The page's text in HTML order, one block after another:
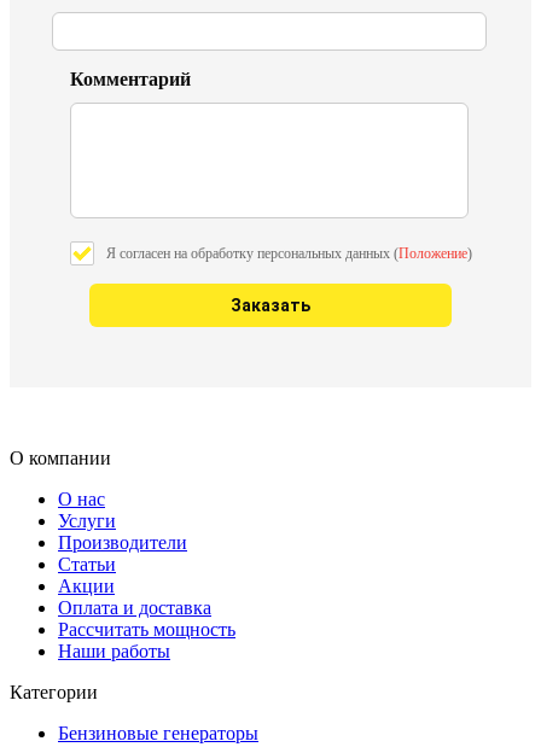
Комментарий
Я согласен на обработку персональных данных (Положение)
О компании
О нас
Услуги
Производители
Статьи
Акции
Оплата и доставка
Рассчитать мощность
Наши работы
Категории
Бензиновые генераторы